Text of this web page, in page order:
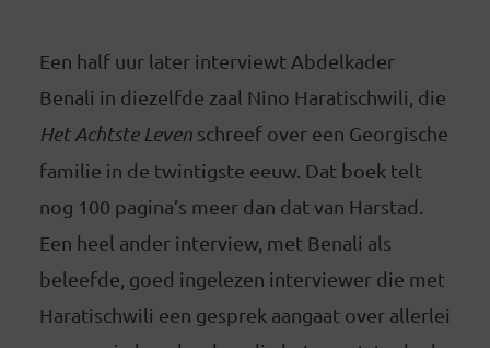
Een half uur later interviewt Abdelkader
Benali in diezelfde zaal Nino Haratischwili, die
Het Achtste Levenschreef over een Georgische
familie in de twintigste eeuw. Dat boek telt
nog 100 pagina’s meer dan dat van Harstad.
Een heel ander interview, met Benali als
beleefde, goed ingelezen interviewer die met
Haratischwili een gesprek aangaat over allerlei